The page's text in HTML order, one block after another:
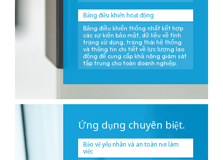
Bảng điều khiển hoạt động
Bảng điều khiển thống nhất kết hợp
các sự kiện bảo mật, dữ liệu về tình
trạng sử dụng, trạng thái hệ thống
và thông tin chi tiết về lực lượng lao
động để cung cấp khả năng giám sát
tập trung cho toàn doanh nghiệp.
Ứng dụng chuyên biệt.
Bảo vệ yếu nhân và an toàn nơi làm
việc